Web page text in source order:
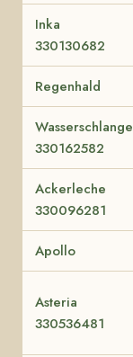
Inka
330130682
Regenhald
Wasserschlange
330162582
Ackerleche
330096281
Apollo
Asteria
330536481